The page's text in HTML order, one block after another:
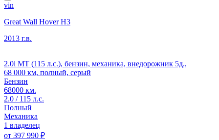
vin
Great Wall Hover H3
2013 г.в.
2.0i MT (115 л.с.), бензин, механика, внедорожник 5д.,
68 000 км, полный, серый
Бензин
68000 км.
2.0 / 115 л.с.
Полный
Механика
1 владелец
от 397 990 ₽